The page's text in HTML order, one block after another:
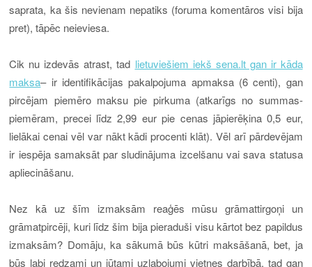
saprata, ka šis nevienam nepatiks (foruma komentāros visi bija
pret), tāpēc neieviesa.
Cik nu izdevās atrast, tad lietuviešiem iekš sena.lt gan ir kāda
maksa– ir identifikācijas pakalpojuma apmaksa (6 centi), gan
pircējam piemēro maksu pie pirkuma (atkarīgs no summas-
piemēram, precei līdz 2,99 eur pie cenas jāpierēķina 0,5 eur,
lielākai cenai vēl var nākt kādi procenti klāt). Vēl arī pārdevējam
ir iespēja samaksāt par sludinājuma izcelšanu vai sava statusa
apliecināšanu.
Nez kā uz šīm izmaksām reaģēs mūsu grāmattirgoņi un
grāmatpircēji, kuri līdz šim bija pieraduši visu kārtot bez papildus
izmaksām? Domāju, ka sākumā būs kūtri maksāšanā, bet, ja
būs labi redzami un jūtami uzlabojumi vietnes darbībā, tad gan